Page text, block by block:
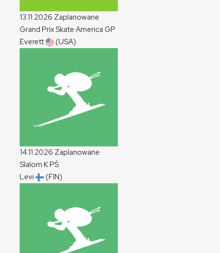
13.11.2026 Zaplanowane
Grand Prix Skate America GP
Everett
(USA)
14.11.2026 Zaplanowane
Slalom KPŚ
Levi
(FIN)